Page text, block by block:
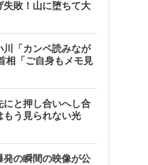
失敗！山に堕ちて大
川「カンペ読みなが
相「ご自身もメモ見
にと押し合いへし合
う見られない光
発の瞬間の映像が公